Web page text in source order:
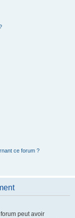
ce forum ?
peut avoir